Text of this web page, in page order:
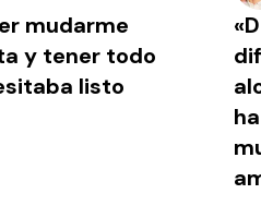
mudarme
y tener todo
listo